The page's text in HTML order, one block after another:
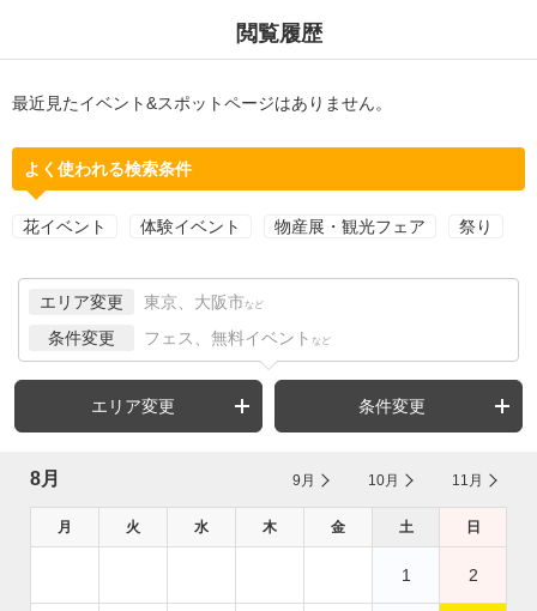
閲覧履歴
最近見たイベント&スポットページはありません。
よく使われる検索条件
花イベント 体験イベント 物産展・観光フェア 祭り
エリア変更 東京、大阪市 など
条件変更 フェス、無料イベント など
エリア変更 条件変更
8月 9月 10月 11月
月 火 水 木 金 土 日
1 2